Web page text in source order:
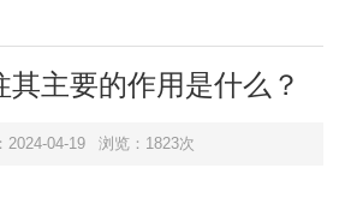
其主要的作用是什么？
2024-04-19 浏览：1823次